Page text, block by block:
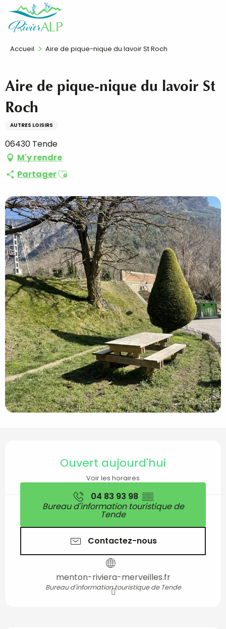
contenu
FR
Accueil Aire de pique-nique du lavoir St Roch
Aire de pique-nique du lavoir St
Roch
AUTRES LOISIRS
06430 Tende
M'y rendre
PartagerAjouter aux favoris
Ouverture et
Ouvert aujourd'hui
Voir les horaires
04 83 93 98 ▒▒
Bureau d'information touristique de
Tende
Contactez-nous
menton-riviera-merveilles.fr
Bureau d'information touristique de Tende